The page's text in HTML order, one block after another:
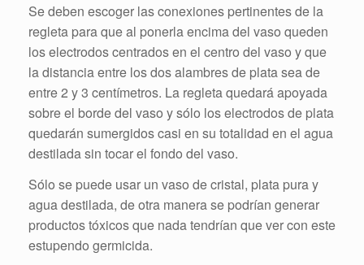
Se deben escoger las conexiones pertinentes de la
regleta para que al ponerla encima del vaso queden
los electrodos centrados en el centro del vaso y que
la distancia entre los dos alambres de plata sea de
entre 2 y 3 centímetros. La regleta quedará apoyada
sobre el borde del vaso y sólo los electrodos de plata
quedarán sumergidos casi en su totalidad en el agua
destilada sin tocar el fondo del vaso.
Sólo se puede usar un vaso de cristal, plata pura y
agua destilada, de otra manera se podrían generar
productos tóxicos que nada tendrían que ver con este
estupendo germicida.